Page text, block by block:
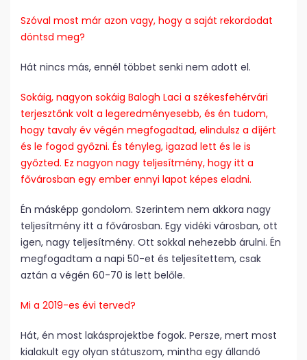
Szóval most már azon vagy, hogy a saját rekordodat
döntsd meg?
Hát nincs más, ennél többet senki nem adott el.
Sokáig, nagyon sokáig Balogh Laci a székesfehérvári
terjesztőnk volt a legeredményesebb, és én tudom,
hogy tavaly év végén megfogadtad, elindulsz a díjért
és le fogod győzni. És tényleg, igazad lett és le is
győzted. Ez nagyon nagy teljesítmény, hogy itt a
fővárosban egy ember ennyi lapot képes eladni.
Én másképp gondolom. Szerintem nem akkora nagy
teljesítmény itt a fővárosban. Egy vidéki városban, ott
igen, nagy teljesítmény. Ott sokkal nehezebb árulni. Én
megfogadtam a napi 50-et és teljesítettem, csak
aztán a végén 60-70 is lett belőle.
Mi a 2019-es évi terved?
Hát, én most lakásprojektbe fogok. Persze, mert most
kialakult egy olyan státuszom, mintha egy állandó